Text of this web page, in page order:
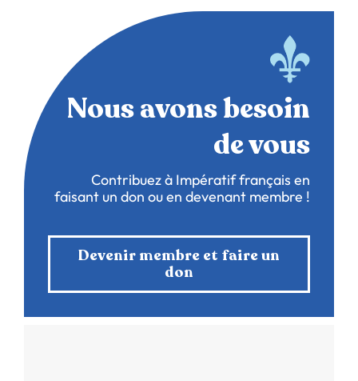
Nous avons besoin
de vous
Contribuez à Impératif français en
faisant un don ou en devenant membre !
Devenir membre et faire un
don